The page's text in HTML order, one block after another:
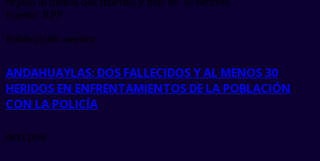
Fuente: RPP
Publicación anterior
ANDAHUAYLAS: DOS FALLECIDOS Y AL MENOS 30
HERIDOS EN ENFRENTAMIENTOS DE LA POBLACIÓN
CON LA POLICÍA
next post